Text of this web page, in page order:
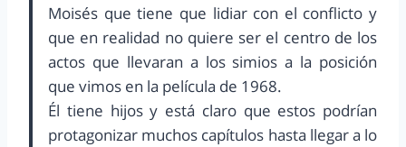
Moisés que tiene que lidiar con el conflicto y
que en realidad no quiere ser el centro de los
actos que llevaran a los simios a la posición
que vimos en la película de 1968.
Él tiene hijos y está claro que estos podrían
protagonizar muchos capítulos hasta llegar a lo